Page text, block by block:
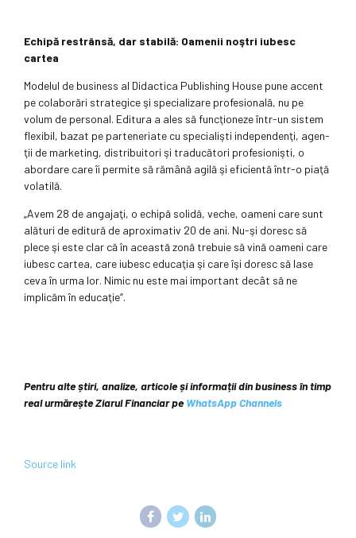
Echipă restrânsă, dar stabilă: Oamenii noştri iubesc
cartea
Modelul de business al Didactica Publishing House pune accent
pe colaborări strategice şi specializare profesională, nu pe
volum de personal. Editura a ales să funcţio­neze într-un sistem
flexi­bil, bazat pe parteneri­a­te cu specialişti in­de­pen­denţi, agen­
ţii de mar­keting, distri­buitori şi tra­ducători pro­fesionişti, o
abor­dare care îi permite să rămână agilă şi eficientă într-o piaţă
volatilă.
„Avem 28 de anga­jaţi, o echipă solidă, ve­che, oameni care sunt
alături de editură de aproximativ 20 de ani. Nu-şi doresc să
plece şi este clar că în această zonă trebuie să vină oameni care
iubesc cartea, care iubesc educaţia şi care îşi doresc să lase
ceva în urma lor. Nimic nu este mai important decât să ne
implicăm în educaţie“.
Pentru alte știri, analize, articole și informații din business în timp
real urmărește Ziarul Financiar pe WhatsApp Channels
Source link